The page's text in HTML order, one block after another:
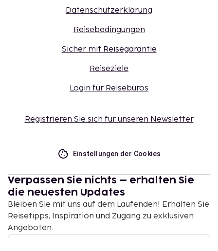
Datenschutzerklärung
Reisebedingungen
Sicher mit Reisegarantie
Reiseziele
Login für Reisebüros
Registrieren Sie sich für unseren Newsletter
Einstellungen der Cookies
Verpassen Sie nichts – erhalten Sie
die neuesten Updates
Bleiben Sie mit uns auf dem Laufenden! Erhalten Sie
Reisetipps, Inspiration und Zugang zu exklusiven
Angeboten.